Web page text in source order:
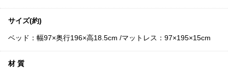
サイズ(約)
ベッド：幅97×奥行196×高18.5cm /マットレス：97×195×15cm
材 質